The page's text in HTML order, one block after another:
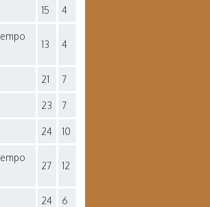
15 4
13 4
21 7
23 7
24 10
27 12
24 6